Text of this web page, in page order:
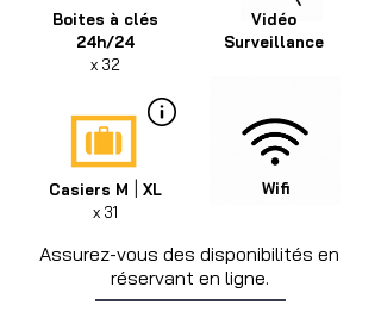
Boites à clés
24h/24
x 32
Casiers M
XL
x 31
Vidéo
Surveillance
Wifi
Assurez-vous des disponibilités en
réservant en ligne.